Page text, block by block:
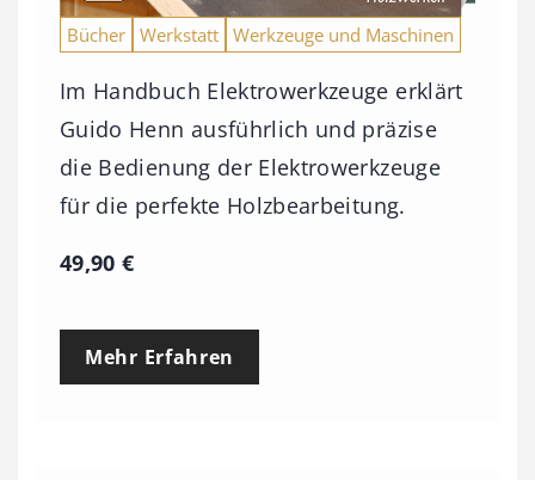
Bücher Werkstatt Werkzeuge und Maschinen
Im Handbuch Elektrowerkzeuge erklärt
Guido Henn ausführlich und präzise
die Bedienung der Elektrowerkzeuge
für die perfekte Holzbearbeitung.
49,90€
Mehr Erfahren